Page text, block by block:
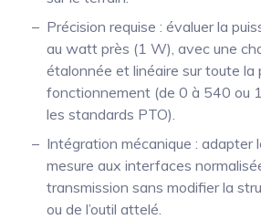
Précision requise : évaluer la
au watt près (1 W), avec une
étalonnée et linéaire sur toute la
fonctionnement (de 0 à 540 ou
les standards PTO).
Intégration mécanique : adapter
mesure aux interfaces
transmission sans modifier la
ou de l’outil attelé.